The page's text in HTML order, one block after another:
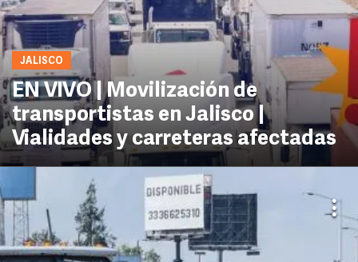
JALISCO
EN VIVO | Movilización de
transportistas en Jalisco |
Vialidades y carreteras afectadas